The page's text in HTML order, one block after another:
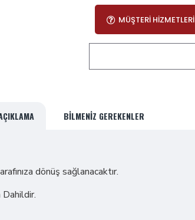
MÜŞTERI HIZMETLERI
BILMENIZ GEREKENLER
dönüş sağlanacaktır.
Dahildir.